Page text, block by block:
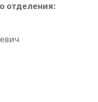
отделения:
Дмитриевич